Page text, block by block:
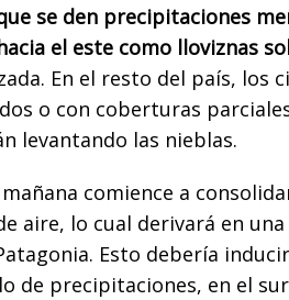
se den precipitaciones
el este como lloviznas
En el resto del país, los
o con coberturas
levantando las nieblas.
comience a
aire, lo cual derivará en
Esto debería
de precipitaciones, en el